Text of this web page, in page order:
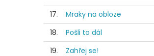
17.
Mraky na obloze
18.
Pošli to dál
19.
Zahřej se!